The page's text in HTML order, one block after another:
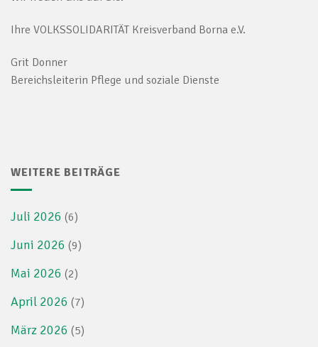
Ihre VOLKSSOLIDARITÄT Kreisverband Borna e.V.
Grit Donner
Bereichsleiterin Pflege und soziale Dienste
WEITERE BEITRÄGE
Juli 2026 (6)
Juni 2026 (9)
Mai 2026 (2)
April 2026 (7)
März 2026 (5)